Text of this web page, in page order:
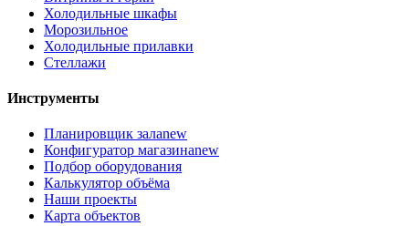
Холодильные шкафы
Морозильное
Холодильные прилавки
Стеллажи
Инструменты
Планировщик залаnew
Конфигуратор магазинаnew
Подбор оборудования
Калькулятор объёма
Наши проекты
Карта объектов